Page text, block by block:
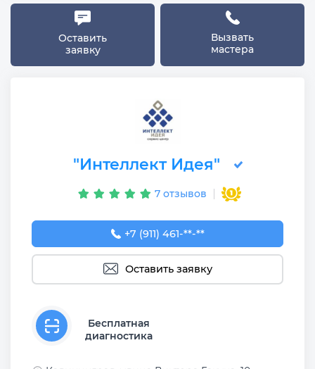
Оставить
заявку
Вызвать
мастера
"Интеллект Идея"
7 отзывов
+7 (911) 461-90-82
+7 (911) 461-**-**
Оставить заявку
Бесплатная
диагностика